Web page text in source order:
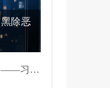
除恶
以坚定的理想信念筑牢精神根基——习近平党建思想理论品格系列述评之一